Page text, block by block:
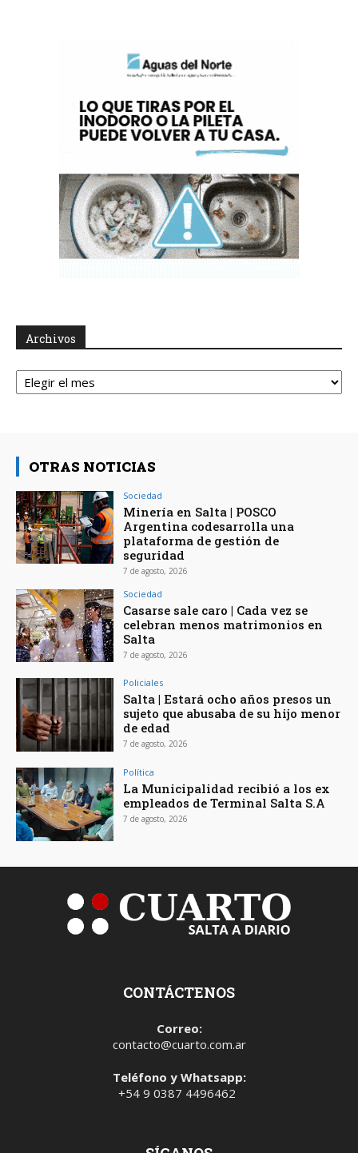
Archivos
Archivos
OTRAS NOTICIAS
Sociedad
Minería en Salta | POSCO
Argentina codesarrolla una
plataforma de gestión de
seguridad
7 de agosto, 2026
Sociedad
Casarse sale caro | Cada vez se
celebran menos matrimonios en
Salta
7 de agosto, 2026
Policiales
Salta | Estará ocho años presos un
sujeto que abusaba de su hijo menor
de edad
7 de agosto, 2026
Política
La Municipalidad recibió a los ex
empleados de Terminal Salta S.A
7 de agosto, 2026
CONTÁCTENOS
Correo:
contacto@cuarto.com.ar
Teléfono y Whatsapp:
+54 9 0387 4496462